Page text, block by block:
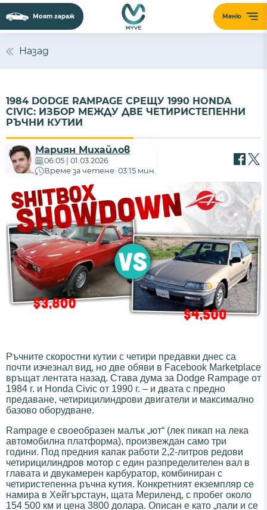
Меню
Моят гараж
Назад
1984 DODGE RAMPAGE СРЕЩУ 1990 HONDA
CIVIC: ИЗБОР МЕЖДУ ДВЕ ЧЕТИРИСТЕПЕННИ
РЪЧНИ КУТИИ
Мариян Михайлов
06:05 | 01.03.2026
Време за четене: 03:15 мин.
Ръчните скоростни кутии с четири предавки днес са
почти изчезнал вид, но две обяви в Facebook Marketplace
връщат лентата назад. Става дума за Dodge Rampage от
1984 г. и Honda Civic от 1990 г. – и двата с предно
предаване, четирицилиндрови двигатели и максимално
базово оборудване.
Rampage е своеобразен малък „ют“ (лек пикап на лека
автомобилна платформа), произвеждан само три
години. Под предния капак работи 2,2-литров редови
четирицилиндров мотор с един разпределителен вал в
главата и двукамерен карбуратор, комбиниран с
четиристепенна ръчна кутия. Конкретният екземпляр се
намира в Хейгърстаун, щата Мериленд, с пробег около
154 500 км и цена 3800 долара. Описан е като „пали и се